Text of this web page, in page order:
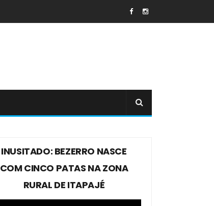
INUSITADO: BEZERRO NASCE
COM CINCO PATAS NA ZONA
RURAL DE ITAPAJÉ